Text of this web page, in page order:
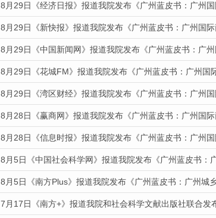
8月29日《经济日报》报道我院发布《广州蓝皮书：广州
8月29日《新快报》报道我院发布《广州蓝皮书：广州国
8月29日《中国新闻网》报道我院发布《广州蓝皮书：广
8月29日《花城FM》报道我院发布《广州蓝皮书：广州国
8月29日《湾区财经》报道我院发布《广州蓝皮书：广州
8月28日《赢商网》报道我院发布《广州蓝皮书：广州国
8月28日《信息时报》报道我院发布《广州蓝皮书：广州
8月5日《中国社会科学网》报道我院发布《广州蓝皮书：
8月5日《南方Plus》报道我院发布《广州蓝皮书：广州城
7月17日《南方+》报道我院和社会科学文献出版社联合